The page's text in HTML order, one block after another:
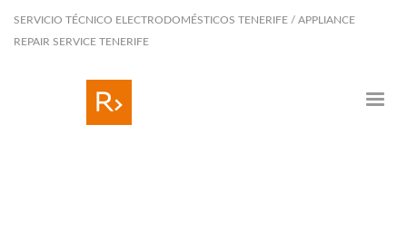
SERVICIO TÉCNICO ELECTRODOMÉSTICOS TENERIFE / APPLIANCE
REPAIR SERVICE TENERIFE